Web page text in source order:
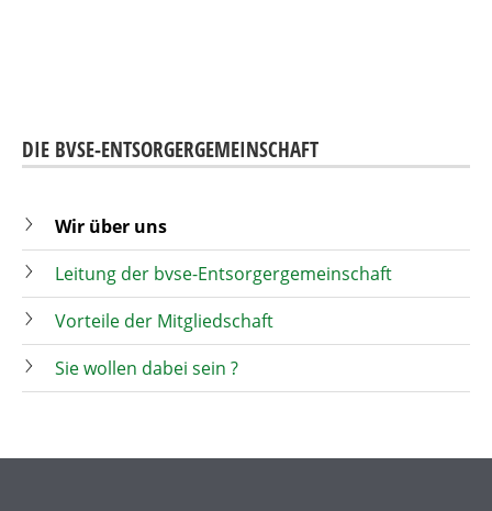
DIE BVSE-ENTSORGERGEMEINSCHAFT
Wir über uns
Leitung der bvse-Entsorgergemeinschaft
Vorteile der Mitgliedschaft
Sie wollen dabei sein ?